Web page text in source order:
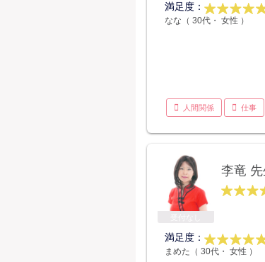
満足度：
なな（ 30代・ 女性 ）
人間関係 仕事
李竜 先
満足度：
まめた（ 30代・ 女性 ）